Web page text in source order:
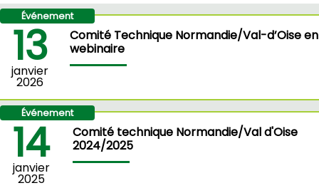
13
janvier
2026
Événement
Comité Technique Normandie/Val-d’Oise en
webinaire
14
janvier
2025
Événement
Comité technique Normandie/Val d'Oise
2024/2025